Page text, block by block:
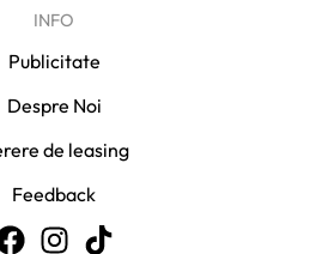
INFO
Publicitate
Despre Noi
de leasing
Feedback